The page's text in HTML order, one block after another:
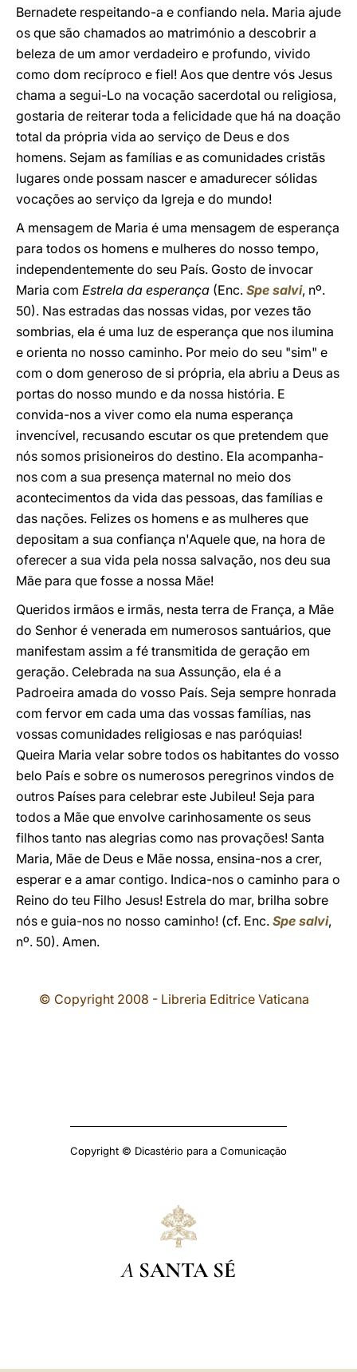
Bernadete respeitando-a e confiando nela. Maria ajude
os que são chamados ao matrimónio a descobrir a
beleza de um amor verdadeiro e profundo, vivido
como dom recíproco e fiel! Aos que dentre vós Jesus
chama a segui-Lo na vocação sacerdotal ou religiosa,
gostaria de reiterar toda a felicidade que há na doação
total da própria vida ao serviço de Deus e dos
homens. Sejam as famílias e as comunidades cristãs
lugares onde possam nascer e amadurecer sólidas
vocações ao serviço da Igreja e do mundo!
A mensagem de Maria é uma mensagem de esperança
para todos os homens e mulheres do nosso tempo,
independentemente do seu País. Gosto de invocar
Maria com Estrela da esperança (Enc. Spe salvi, nº.
50). Nas estradas das nossas vidas, por vezes tão
sombrias, ela é uma luz de esperança que nos ilumina
e orienta no nosso caminho. Por meio do seu "sim" e
com o dom generoso de si própria, ela abriu a Deus as
portas do nosso mundo e da nossa história. E
convida-nos a viver como ela numa esperança
invencível, recusando escutar os que pretendem que
nós somos prisioneiros do destino. Ela acompanha-
nos com a sua presença maternal no meio dos
acontecimentos da vida das pessoas, das famílias e
das nações. Felizes os homens e as mulheres que
depositam a sua confiança n'Aquele que, na hora de
oferecer a sua vida pela nossa salvação, nos deu sua
Mãe para que fosse a nossa Mãe!
Queridos irmãos e irmãs, nesta terra de França, a Mãe
do Senhor é venerada em numerosos santuários, que
manifestam assim a fé transmitida de geração em
geração. Celebrada na sua Assunção, ela é a
Padroeira amada do vosso País. Seja sempre honrada
com fervor em cada uma das vossas famílias, nas
vossas comunidades religiosas e nas paróquias!
Queira Maria velar sobre todos os habitantes do vosso
belo País e sobre os numerosos peregrinos vindos de
outros Países para celebrar este Jubileu! Seja para
todos a Mãe que envolve carinhosamente os seus
filhos tanto nas alegrias como nas provações! Santa
Maria, Mãe de Deus e Mãe nossa, ensina-nos a crer,
esperar e a amar contigo. Indica-nos o caminho para o
Reino do teu Filho Jesus! Estrela do mar, brilha sobre
nós e guia-nos no nosso caminho! (cf. Enc. Spe salvi,
nº. 50). Amen.
© Copyright 2008 - Libreria Editrice Vaticana
Copyright © Dicastério para a Comunicação
A SANTA SÉ